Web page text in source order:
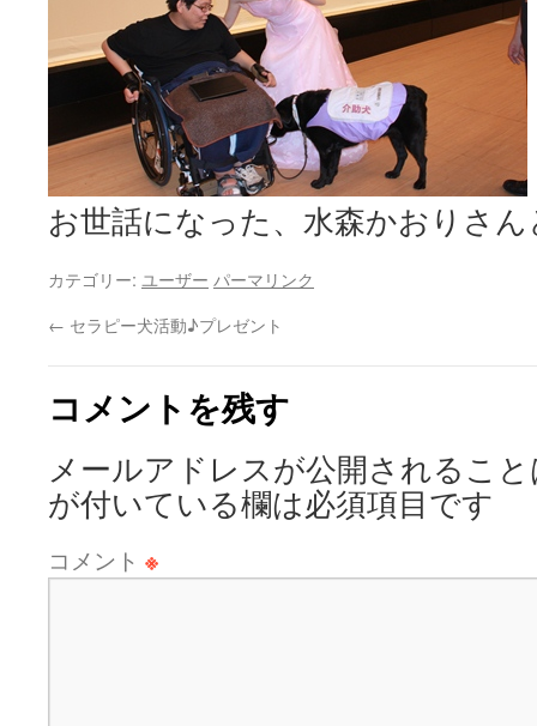
お世話になった、水森かおりさ
カテゴリー: ユーザー パーマリンク
← セラピー犬活動♪プレゼント
コメントを残す
メールアドレスが公開されるこ
が付いている欄は必須項目です
コメント ※